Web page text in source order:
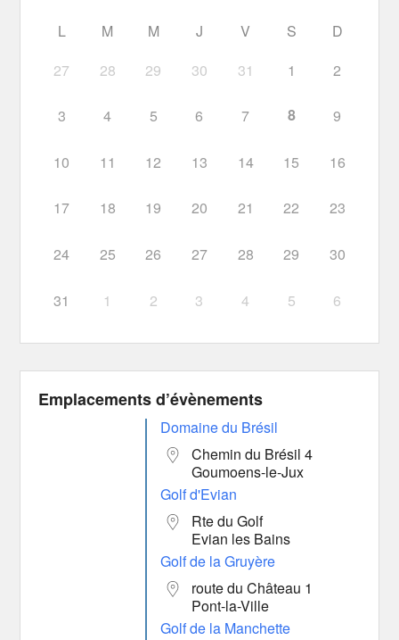
L M M J V S
D
27
28 29 30 31 1 2
3 4 5 6 7 8 9
10 11 12 13 14 15 16
17 18 19 20 21 22 23
24 25 26 27 28 29 30
31 1 2 3 4 5 6
Emplacements d’évènements
Domaine du Brésil
Chemin du Brésil 4
Goumoens-le-Jux
Golf d'Evian
Rte du Golf
Evian les Bains
Golf de la Gruyère
route du Château 1
Pont-la-Ville
Golf de la Manchette